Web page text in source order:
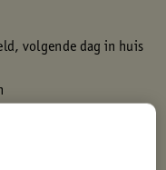
volgende dag in huis